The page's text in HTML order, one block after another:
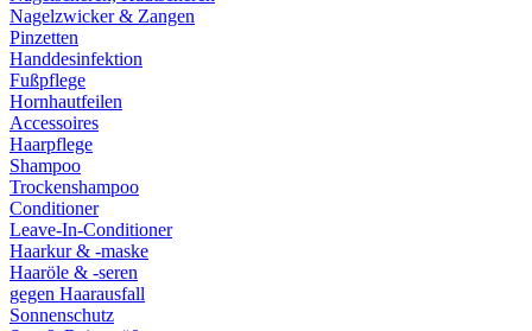
Nagelzwicker & Zangen
Pinzetten
Handdesinfektion
Fußpflege
Hornhautfeilen
Accessoires
Haarpflege
Shampoo
Trockenshampoo
Conditioner
Leave-In-Conditioner
Haarkur & -maske
Haaröle & -seren
gegen Haarausfall
Sonnenschutz